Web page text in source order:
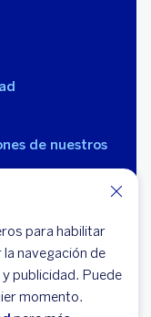
para habilitar
navegación de
publicidad. Puede
momento.
de nuestros
de Banca